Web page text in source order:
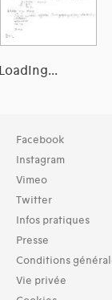
Collection
TOUT (3)
Archives (3)
Domaines
01-architecture
02-architecture
03-architecture
04-architecture
Facebook
Instagram
Vimeo
Twitter
Infos pratiques
Presse
Conditions
Vie privée